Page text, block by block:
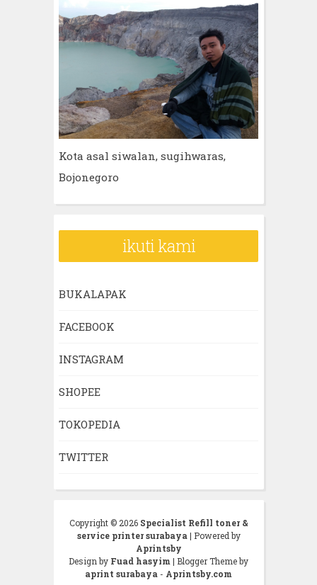
Kota asal siwalan, sugihwaras,
Bojonegoro
ikuti kami
BUKALAPAK
FACEBOOK
INSTAGRAM
SHOPEE
TOKOPEDIA
TWITTER
Copyright © 2026 Specialist Refill toner &
service printer surabaya | Powered by
Aprintsby
Design by Fuad hasyim | Blogger Theme by
aprint surabaya - Aprintsby.com